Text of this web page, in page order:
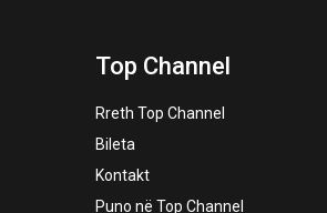
Top Channel
Rreth Top Channel
Bileta
Kontakt
Puno në Top Channel